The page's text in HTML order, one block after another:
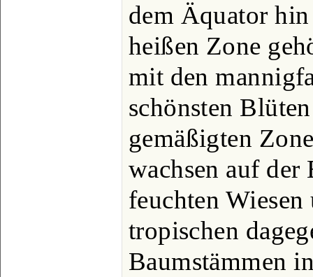
dem Äquator
heißen Zone
mit den
schönsten
gemäßigten
wachsen auf der
feuchten
tropischen
Baumstämmen